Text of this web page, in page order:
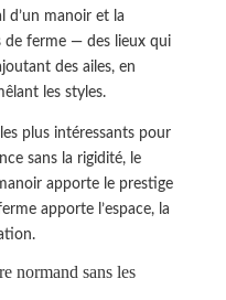
d’un manoir et la
de ferme — des lieux qui
des ailes, en
les styles.
plus intéressants pour
sans la rigidité, le
apporte le prestige
apporte l’espace, la
normand sans les